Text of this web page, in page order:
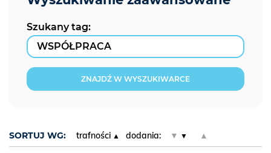
Szukany tag:
ZNAJDŹ W WYSZUKIWARCE
SORTUJ WG: trafności dodania: ▼ ▲